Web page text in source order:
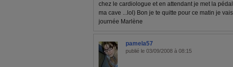
chez le cardiologue et en attendant je met la
ma cave ...lol) Bon je te quitte pour ce matin je
journée Marlène
pamela57
publié le 03/09/2008 à 08:15